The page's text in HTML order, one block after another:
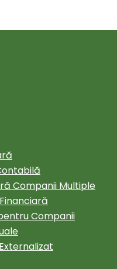
Companii Multiple
Companii